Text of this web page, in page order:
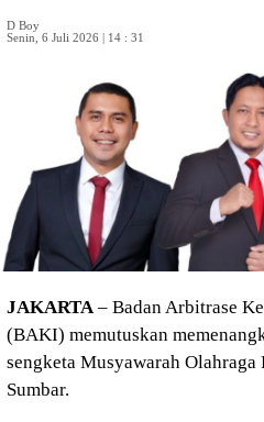
D Boy
Senin, 6 Juli 2026 | 14 : 31
JAKARTA– Badan Arbitrase
(BAKI) memutuskan
sengketa Musyawarah
Sumbar.